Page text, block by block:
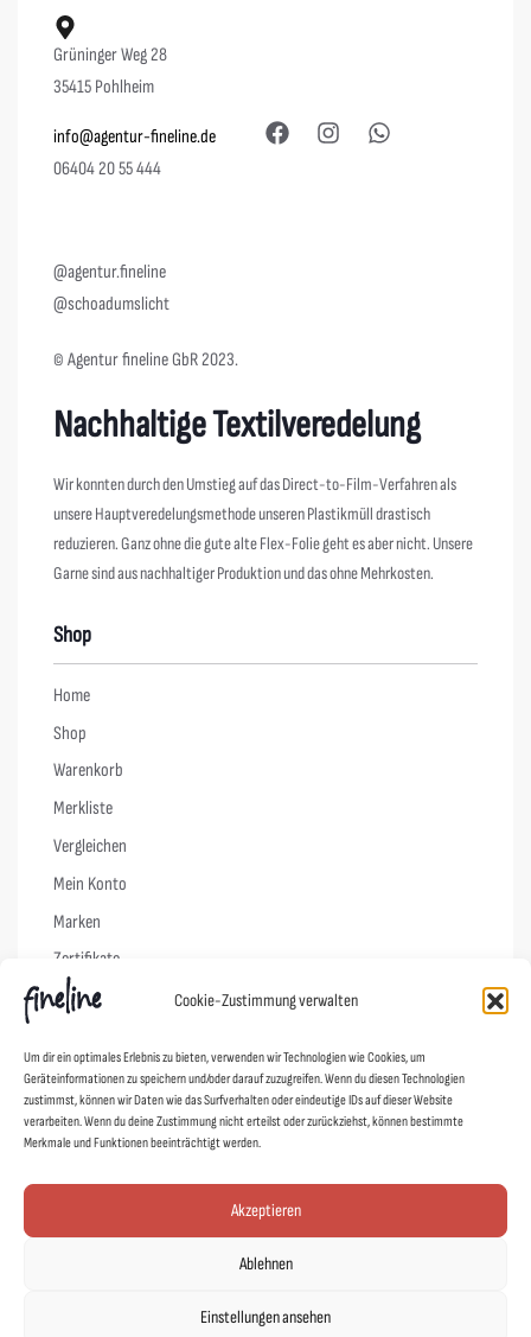
Cookie-Zustimmung verwalten
Um dir ein optimales Erlebnis zu bieten, verwenden wir Technologien wie Cookies, um
Geräteinformationen zu speichern und/oder darauf zuzugreifen. Wenn du diesen Technologien
zustimmst, können wir Daten wie das Surfverhalten oder eindeutige IDs auf dieser Website
verarbeiten. Wenn du deine Zustimmung nicht erteilst oder zurückziehst, können bestimmte
Merkmale und Funktionen beeinträchtigt werden.
Akzeptieren
Ablehnen
Einstellungen ansehen
Grüninger Weg 28
35415 Pohlheim
info@agentur-fineline.de
06404 20 55 444
@agentur.fineline
@schoadumslicht
© Agentur fineline GbR 2023.
Nachhaltige Textilveredelung
Wir konnten durch den Umstieg auf das Direct-to-Film-Verfahren als
unsere Hauptveredelungsmethode unseren Plastikmüll drastisch
reduzieren. Ganz ohne die gute alte Flex-Folie geht es aber nicht. Unsere
Garne sind aus nachhaltiger Produktion und das ohne Mehrkosten.
Shop
Home
Shop
Warenkorb
Merkliste
Vergleichen
Mein Konto
Marken
Zertifikate
Info
Vertrag widerrufen
FAQs
Widerruf